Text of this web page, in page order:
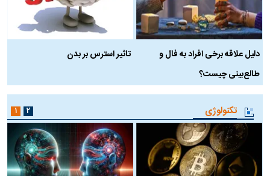
دلیل علاقه برخی افراد به فال و
طالع‌بینی چیست؟
تاثیر استرس بر بدن
تکنولوژی ۱ ۲